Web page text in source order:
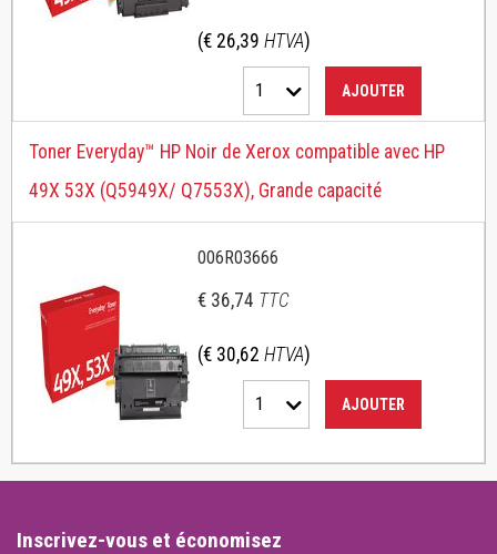
(€ 26,39 HTVA)
1 AJOUTER
Toner Everyday™ HP Noir de Xerox compatible avec HP
49X 53X (Q5949X/ Q7553X), Grande capacité
006R03666
€ 36,74 TTC
(€ 30,62 HTVA)
1 AJOUTER
Inscrivez-vous et économisez